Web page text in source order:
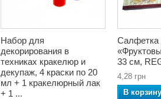
Набор для
декорирования в
техниках кракелюр и
декупаж, 4 краски по 20
мл + 1 кракелюрный лак
+ 1 ...
Салфетка
33 см,
4,28 грн
В корзину